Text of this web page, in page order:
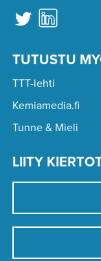
TUTUSTU
TTT-lehti
Kemiamedia.fi
Tunne & Mieli
LIITY